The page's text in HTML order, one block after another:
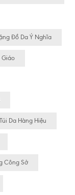
Đồ Da Ý Nghĩa
Giáo
Da Hàng Hiệu
Công Sở